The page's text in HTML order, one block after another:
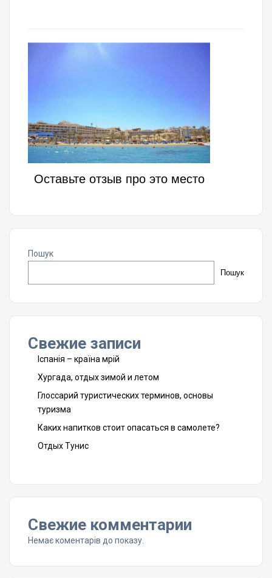
Оставьте отзыв про это место
Пошук
Пошук
Свежие записи
Іспанія – країна мрій
Хургада, отдых зимой и летом
Глоссарий туристических терминов, основы
туризма
Каких напитков стоит опасаться в самолете?
Отдых Тунис
Свежие комментарии
Немає коментарів до показу.